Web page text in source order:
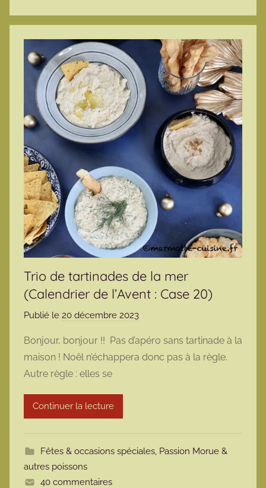
Trio de tartinades de la mer
(Calendrier de l’Avent : Case 20)
Publié le 20 décembre 2023
r
m
t
Bonjour, bonjour !! Pas d’apéro sans tartinade à la
maison ! Noël n’échappera donc pas à la règle.
Autre règle : elles se
Continuer la lecture
Fêtes & occasions spéciales, Passion Morue &
autres poissons
40 commentaires